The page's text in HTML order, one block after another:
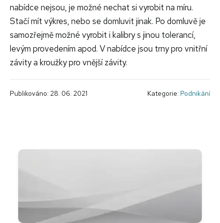
nabídce nejsou, je možné nechat si vyrobit na míru.
Stačí mít výkres, nebo se domluvit jinak. Po domluvě je
samozřejmě možné vyrobit i kalibry s jinou tolerancí,
levým provedením apod. V nabídce jsou trny pro vnitřní
závity a kroužky pro vnější závity.
Publikováno: 28. 06. 2021 Kategorie: Podnikání